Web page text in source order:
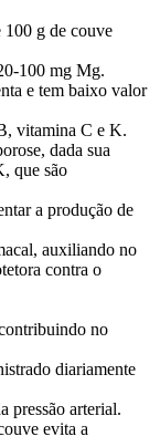
g de couve
100 mg Mg.
e tem baixo valor
vitamina C e K.
dada sua
que são
a produção de
auxiliando no
contra o
no
diariamente
pressão arterial.
evita a